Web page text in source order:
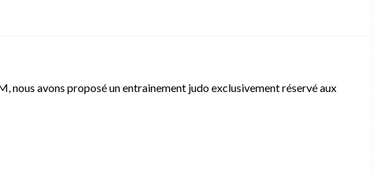
nous avons proposé un entrainement judo exclusivement réservé aux